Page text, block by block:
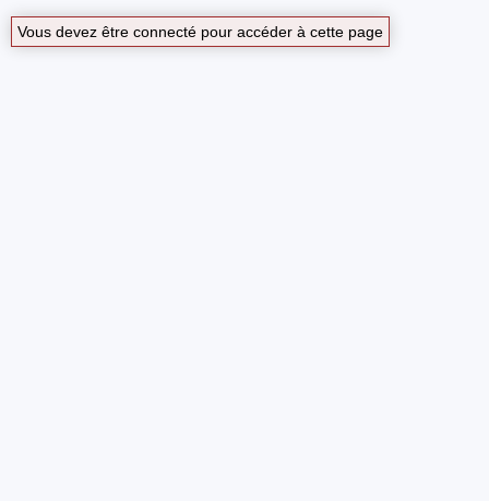
Vous devez être connecté pour accéder à cette page